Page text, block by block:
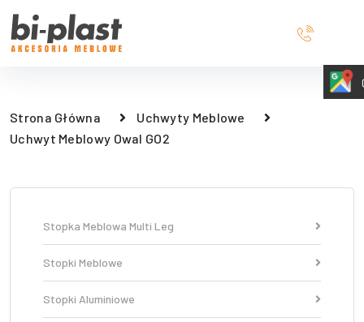
Strona Główna
Uchwyty Meblowe
Uchwyt Meblowy Owal GO2
Stopka Meblowa Multi Leg
Stopki Meblowe
Stopki Aluminiowe